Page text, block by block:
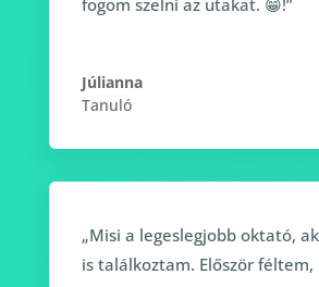
Júlianna
Tanuló
„Misi a legeslegjobb oktató,
is találkoztam. Először féltem,